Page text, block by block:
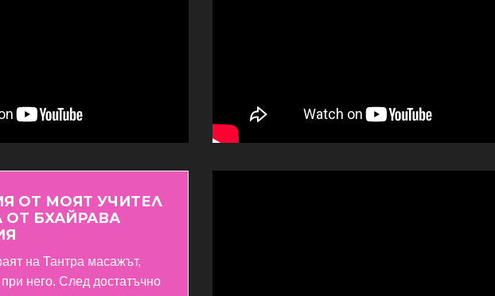
ОТ МОЯТ УЧИТЕЛ
БХАЙРАВА
на Тантра масажът,
него. След достатъчно